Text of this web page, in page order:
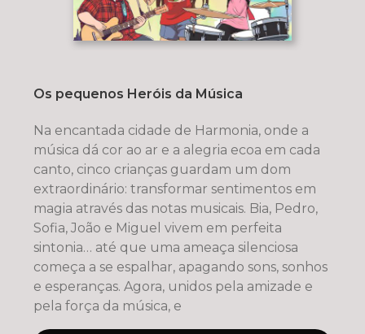
Os pequenos Heróis da Música
Na encantada cidade de Harmonia, onde a
música dá cor ao ar e a alegria ecoa em cada
canto, cinco crianças guardam um dom
extraordinário: transformar sentimentos em
magia através das notas musicais. Bia, Pedro,
Sofia, João e Miguel vivem em perfeita
sintonia… até que uma ameaça silenciosa
começa a se espalhar, apagando sons, sonhos
e esperanças. Agora, unidos pela amizade e
pela força da música, e